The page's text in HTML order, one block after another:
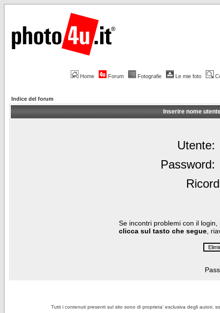
Home Forum Fotografie Le mie foto
Indice del forum
Inserire nome
Utente:
Password:
Se incontri problemi con il
clicca sul tasto che segue ,
Tutti i contenuti presenti sul sito sono di proprieta' esclusiva degli autori,